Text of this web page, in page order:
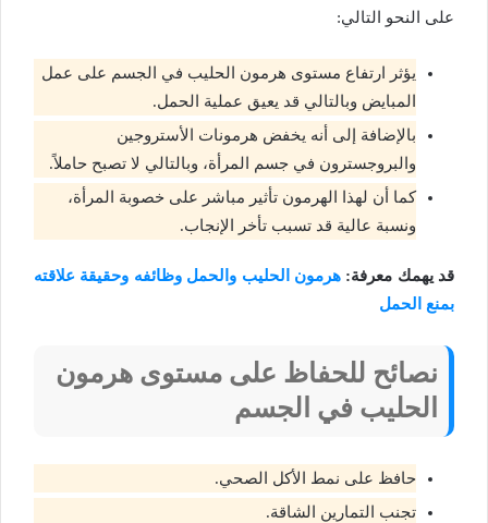
على النحو التالي:
يؤثر ارتفاع مستوى هرمون الحليب في الجسم على عمل
المبايض وبالتالي قد يعيق عملية الحمل.
بالإضافة إلى أنه يخفض هرمونات الأستروجين
والبروجسترون في جسم المرأة، وبالتالي لا تصبح حاملاً.
كما أن لهذا الهرمون تأثير مباشر على خصوبة المرأة،
ونسبة عالية قد تسبب تأخر الإنجاب.
قد يهمك معرفة:هرمون الحليب والحمل وظائفه وحقيقة علاقته
بمنع الحمل
نصائح للحفاظ على مستوى هرمون
الحليب في الجسم
حافظ على نمط الأكل الصحي.
تجنب التمارين الشاقة.